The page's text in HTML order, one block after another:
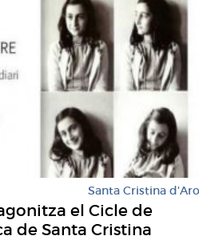
Santa Cristina d'Aro
el Cicle de
de Santa Cristina